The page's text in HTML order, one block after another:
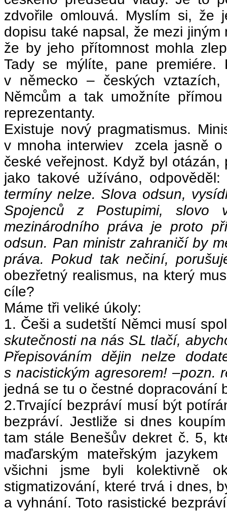
zdvořile omlouvá. Myslím si,
dopisu také napsal, že mezi
že by jeho přítomnost mohla
Tady se mýlíte, pane
v německo – českých
Němcům a tak umožníte
reprezentanty.
Existuje nový pragmatismus.
v mnoha interwiev zcela jasně
české veřejnost. Když byl
jako takové užíváno,
termíny nelze. Slova odsun,
Spojenců z Postupimi, slovo
mezinárodního práva je proto
odsun. Pan ministr zahraničí by
práva. Pokud tak nečiní,
obezřetný realismus, na který
cíle?
Máme tři veliké úkoly:
1. Češi a sudetští Němci musí
skutečnosti na nás SL tlačí,
Přepisováním dějin nelze
s nacistickým agresorem! –pozn.
jedná se tu o čestné
2.Trvající bezpráví musí být
bezpráví. Jestliže si dnes
tam stále Benešův dekret č. 5,
maďarským mateřským
všichni jsme byli kolektivně
stigmatizování, které trvá i dnes,
a vyhnání. Toto rasistické